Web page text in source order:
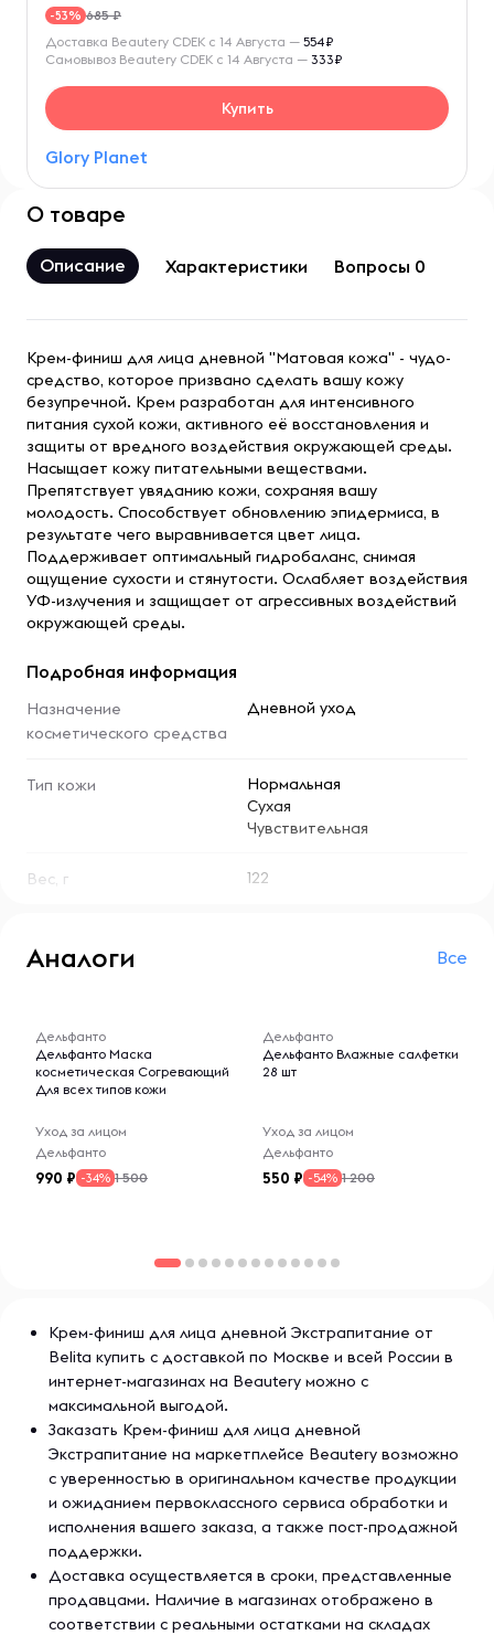
-53% 685 ₽
Glory Planet
Доставка Beautery CDEK с 14 Августа — 554₽
Самовывоз Beautery CDEK с 14 Августа — 333₽
Купить
О товаре
Описание Характеристики Вопросы 0
Крем-финиш для лица дневной "Матовая кожа" - чудо-
средство, которое призвано сделать вашу кожу
безупречной. Крем разработан для интенсивного
питания сухой кожи, активного её восстановления и
защиты от вредного воздействия окружающей среды.
Насыщает кожу питательными веществами.
Препятствует увяданию кожи, сохраняя вашу
молодость. Способствует обновлению эпидермиса, в
результате чего выравнивается цвет лица.
Поддерживает оптимальный гидробаланс, снимая
ощущение сухости и стянутости. Ослабляет воздействия
УФ-излучения и защищает от агрессивных воздействий
окружающей среды.
Подробная информация
Назначение
косметического средства
Дневной уход
Тип кожи
Нормальная
Сухая
Чувствительная
Вес, г 122
Аналоги Все
Дельфанто
Дельфанто Маска
косметическая Согревающий
Для всех типов кожи
Уход за лицом
Дельфанто
990 -34% 1 500
Дельфанто
Дельфанто Влажные салфетки
28 шт
Уход за лицом
Дельфанто
550 -54% 1 200
Крем-финиш для лица дневной Экстрапитание от
Belita купить с доставкой по Москве и всей России в
интернет-магазинах на Beautery можно с
максимальной выгодой.
Заказать Крем-финиш для лица дневной
Экстрапитание на маркетплейсе Beautery возможно
с уверенностью в оригинальном качестве продукции
и ожиданием первоклассного сервиса обработки и
исполнения вашего заказа, а также пост-продажной
поддержки.
Доставка осуществляется в сроки, представленные
продавцами. Наличие в магазинах отображено в
соответствии с реальными остатками на складах